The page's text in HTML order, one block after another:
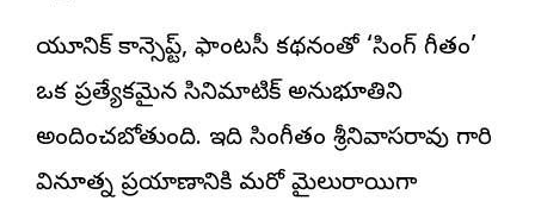
యూనిక్ కాన్సెప్ట్, ఫాంటసీ కథనంతో ‘సింగ్ గీతం’
ఒక ప్రత్యేకమైన సినిమాటిక్ అనుభూతిని
అందించబోతుంది. ఇది సింగీతం శ్రీనివాసరావు గారి
వినూత్న ప్రయాణానికి మరో మైలురాయిగా